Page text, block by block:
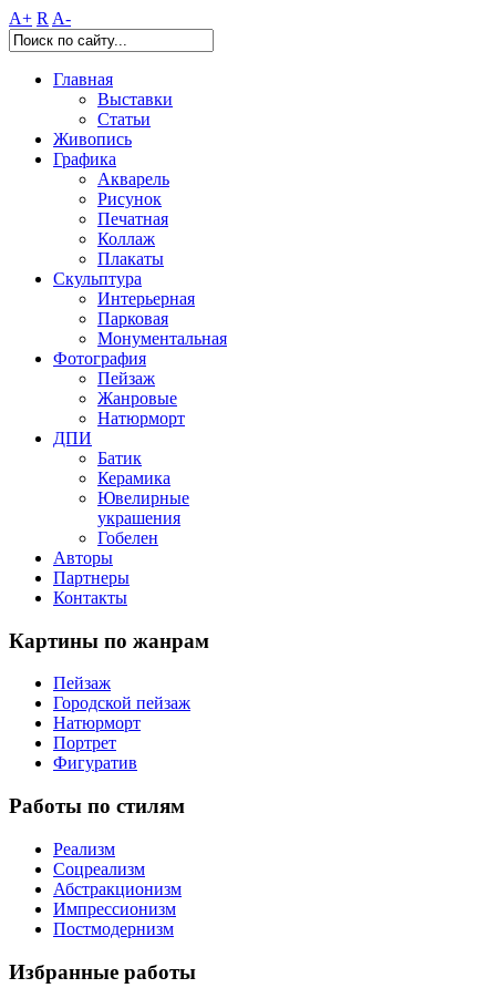
A+ R A-
Главная
Выставки
Статьи
Живопись
Графика
Акварель
Рисунок
Печатная
Коллаж
Плакаты
Скульптура
Интерьерная
Парковая
Монументальная
Фотография
Пейзаж
Жанровые
Натюрморт
ДПИ
Батик
Керамика
Ювелирные
украшения
Гобелен
Авторы
Партнеры
Контакты
Картины по жанрам
Пейзаж
Городской пейзаж
Натюрморт
Портрет
Фигуратив
Работы по стилям
Реализм
Соцреализм
Абстракционизм
Импрессионизм
Постмодернизм
Избранные работы